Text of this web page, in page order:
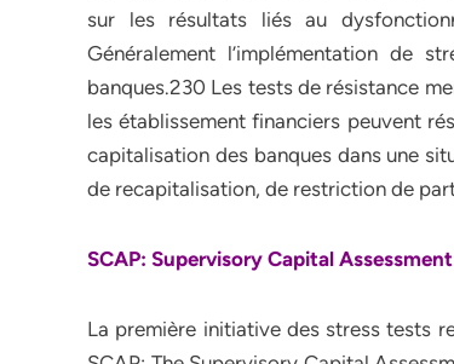
sur les résultats liés au
Généralement l’implémentation de
banques.230 Les tests de résistance
les établissement financiers peuvent
capitalisation des banques dans une
de recapitalisation, de restriction de
SCAP: Supervisory Capital
La première initiative des stress tests